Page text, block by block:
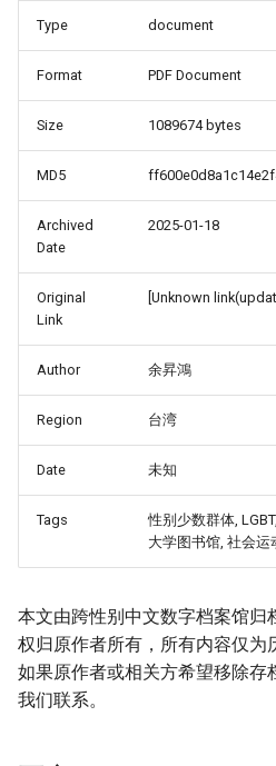
Type document
Format PDF Document
Size 1089674 bytes
MD5
Archived
Date
2025-01-18
Original
Link
[Unknown
Author 余昇鴻
Region 台湾
Date 未知
Tags
性别少数群体,
大学图书馆, 社会运
本文由跨性别中文数字档案馆归
权归原作者所有，所有内容仅为
如果原作者或相关方希望移除存
我们联系。